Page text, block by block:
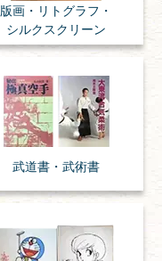
版画・リトグラフ・
シルクスクリーン
武道書・ 武術書